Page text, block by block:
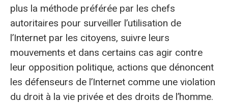
plus la méthode préférée par les chefs
autoritaires pour surveiller l’utilisation de
l’Internet par les citoyens, suivre leurs
mouvements et dans certains cas agir contre
leur opposition politique, actions que dénoncent
les défenseurs de l’Internet comme une violation
du droit à la vie privée et des droits de l’homme.